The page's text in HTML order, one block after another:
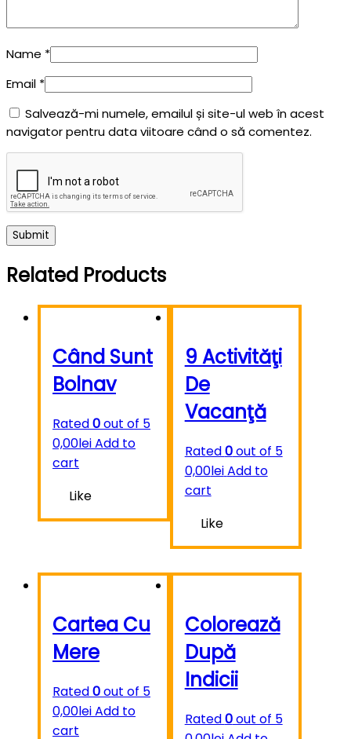
Name *
Email *
Salvează-mi numele, emailul și site-ul web în acest
navigator pentru data viitoare când o să comentez.
Related Products
Când Sunt
Bolnav
Rated0out of 5
0,00leiAdd to
cart
Like
9 Activităţi
De
Vacanţă
Rated0out of 5
0,00leiAdd to
cart
Like
Cartea Cu
Mere
Rated0out of 5
0,00leiAdd to
cart
Colorează
După
Indicii
Rated0out of 5